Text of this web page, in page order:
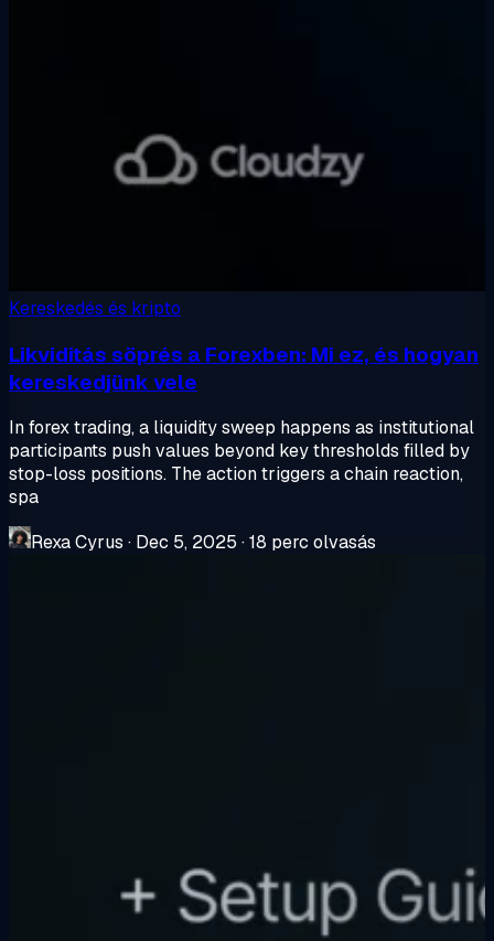
Kereskedés és kripto
Likviditás söprés a Forexben: Mi ez, és hogyan
kereskedjünk vele
In forex trading, a liquidity sweep happens as institutional
participants push values beyond key thresholds filled by
stop-loss positions. The action triggers a chain reaction,
spa
Rexa Cyrus · Dec 5, 2025 ·18 perc olvasás